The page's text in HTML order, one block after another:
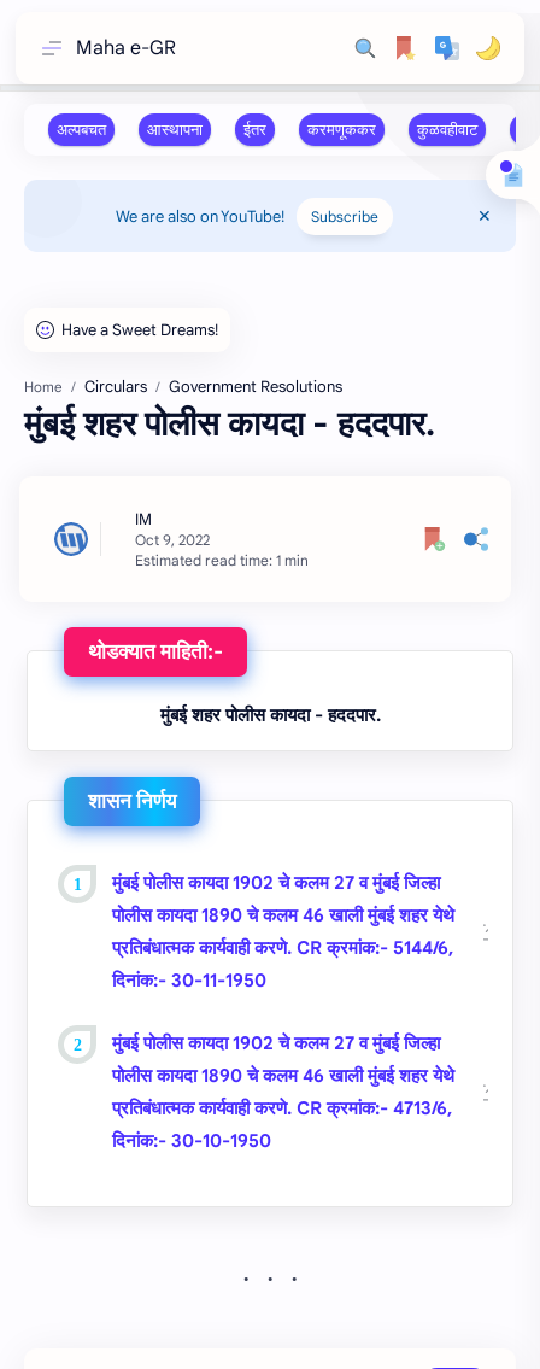
Maha e-GR
We are also on YouTube! Subscribe
Home Circulars Government Resolutions
मुंबई शहर पोलीस कायदा - हददपार.
Estimated read time: 1 min
थोडक्यात माहिती:-
मुंबई शहर पोलीस कायदा - हददपार.
शासन निर्णय
मुंबई पोलीस कायदा 1902 चे कलम 27 व मुंबई जिल्‍हा
पोलीस कायदा 1890 चे कलम 46 खाली मुंबई शहर येथे
प्रतिबंधात्‍मक कार्यवाही करणे. CR क्रमांक:- 5144/6,
दिनांक:- 30-11-1950
मुंबई पोलीस कायदा 1902 चे कलम 27 व मुंबई जिल्‍हा
पोलीस कायदा 1890 चे कलम 46 खाली मुंबई शहर येथे
प्रतिबंधात्‍मक कार्यवाही करणे. CR क्रमांक:- 4713/6,
दिनांक:- 30-10-1950